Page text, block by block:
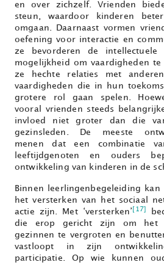
en over zichzelf. Vrienden
steun, waardoor kinderen
omgaan. Daarnaast vormen
oefening voor interactie en
ze bevorderen de
mogelijkheid om vaardigheden te
ze hechte relaties met
vaardigheden die in hun
grotere rol gaan spelen.
vooral vrienden steeds
invloed niet groter dan die
gezinsleden. De meeste
menen dat een combinatie
leeftijdgenoten en ouders
ontwikkeling van kinderen in de
Binnen leerlingenbegeleiding
het versterken van het sociaal
actie zijn. Met ‘versterken’
[17]
die erop gericht zijn om het
gezinnen te vergroten en
vastloopt in zijn
participatie. Op wie kunnen